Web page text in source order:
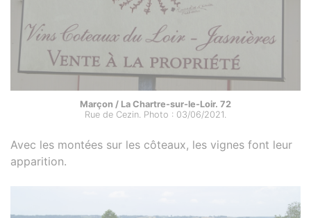
Marçon / La Chartre-sur-le-Loir. 72
Rue de Cezin. Photo : 03/06/2021.
Avec les montées sur les côteaux, les vignes font leur
apparition.